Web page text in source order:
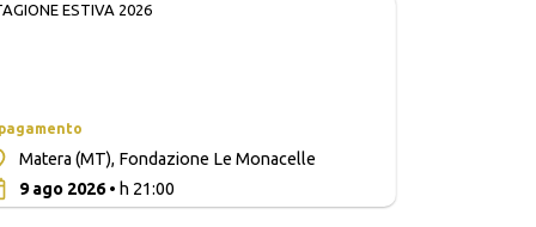
ESTIVA 2026
Matera (MT), Fondazione Le Monacelle
9 ago 2026• h 21:00